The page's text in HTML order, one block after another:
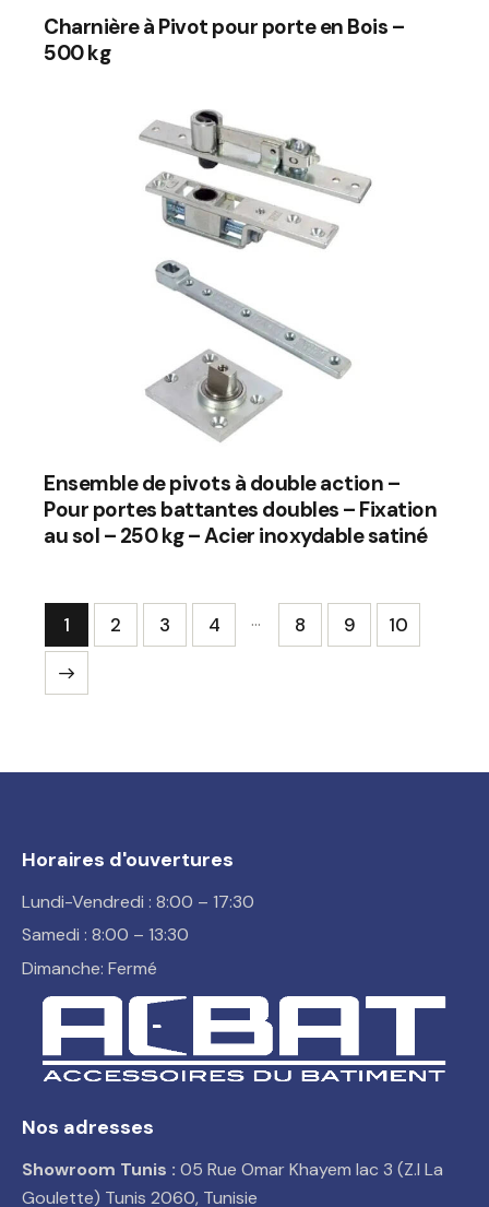
Charnière à Pivot pour porte en Bois –
500 kg
Ensemble de pivots à double action –
Pour portes battantes doubles – Fixation
au sol – 250 kg – Acier inoxydable satiné
1 2 3 4 … 8 9 10
Horaires d'ouvertures
Lundi-Vendredi : 8:00 – 17:30
Samedi : 8:00 – 13:30
Dimanche: Fermé
Nos adresses
Showroom Tunis : 05 Rue Omar Khayem lac 3 (Z.I La
Goulette) Tunis 2060, Tunisie